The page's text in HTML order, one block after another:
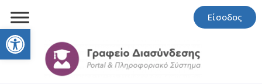
Open toolbar
Είσοδος